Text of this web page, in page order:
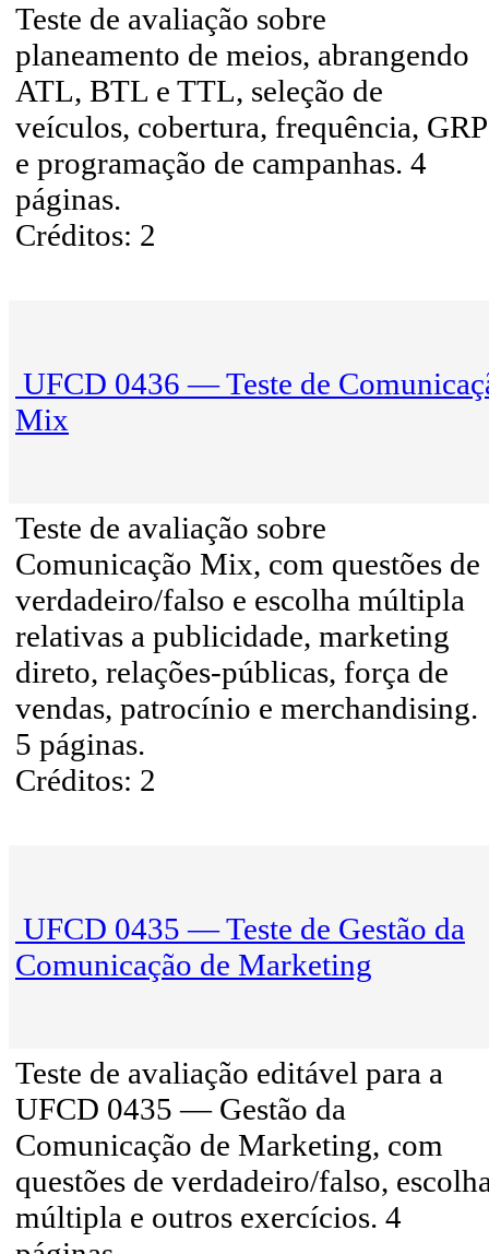
Teste de avaliação sobre
planeamento de meios, abrangendo
ATL, BTL e TTL, seleção de
veículos, cobertura, frequência, GRP
e programação de campanhas. 4
páginas.
Créditos: 2
UFCD 0436 — Teste de
Mix
Teste de avaliação sobre
Comunicação Mix, com questões de
verdadeiro/falso e escolha múltipla
relativas a publicidade, marketing
direto, relações-públicas, força de
vendas, patrocínio e merchandising.
5 páginas.
Créditos: 2
UFCD 0435 — Teste de Gestão da
Comunicação de Marketing
Teste de avaliação editável para a
UFCD 0435 — Gestão da
Comunicação de Marketing, com
questões de verdadeiro/falso,
múltipla e outros exercícios. 4